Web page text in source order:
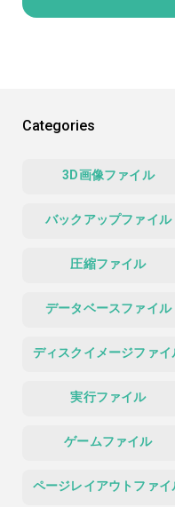
Categories
3D画像ファイル
バックアップファイル
圧縮ファイル
データベースファイル
ディスクイメージファイ
実行ファイル
ゲームファイル
ページレイアウトファイ